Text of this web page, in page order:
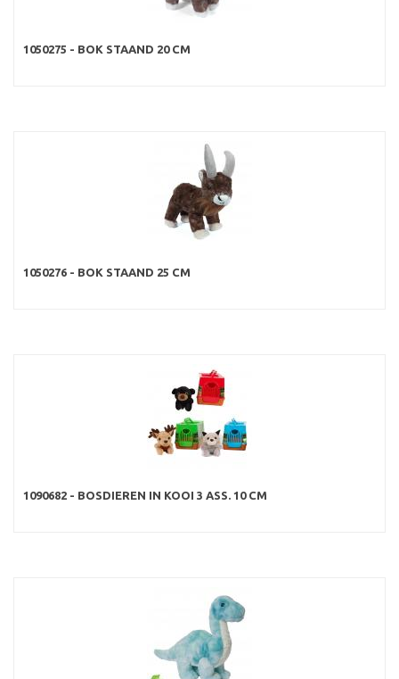
1050275 - BOK STAAND 20 CM
1050276 - BOK STAAND 25 CM
1090682 - BOSDIEREN IN KOOI 3 ASS. 10 CM